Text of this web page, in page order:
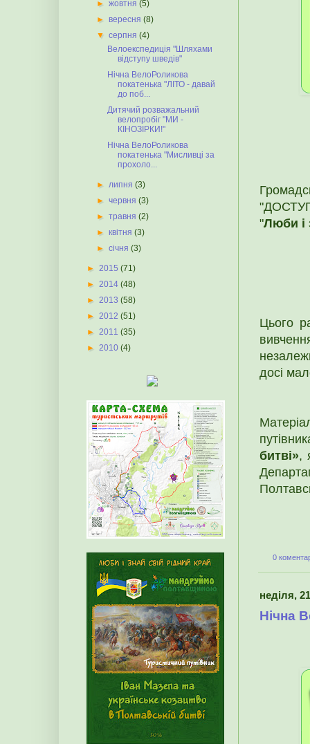
"Люби і
Цього
досі
битві»,
0
неділя,
Нічна
►жовтня(5)
►вересня(8)
▼серпня(4)
Велоекспедиція "Шляхами
відступу шведів"
Нічна ВелоРоликова
покатенька "ЛІТО - давай
до поб...
Дитячий розважальний
велопробіг "МИ -
КІНОЗІРКИ!"
Нічна ВелоРоликова
покатенька "Мисливці за
прохоло...
►липня(3)
►червня(3)
►травня(2)
►квітня(3)
►січня(3)
► 2015 (71)
► 2014 (48)
► 2013 (58)
► 2012 (51)
► 2011 (35)
► 2010 (4)